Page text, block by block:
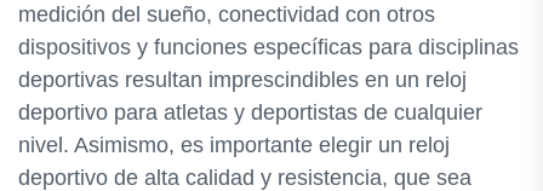
medición del sueño, conectividad con otros
dispositivos y funciones específicas para disciplinas
deportivas resultan imprescindibles en un reloj
deportivo para atletas y deportistas de cualquier
nivel. Asimismo, es importante elegir un reloj
deportivo de alta calidad y resistencia, que sea